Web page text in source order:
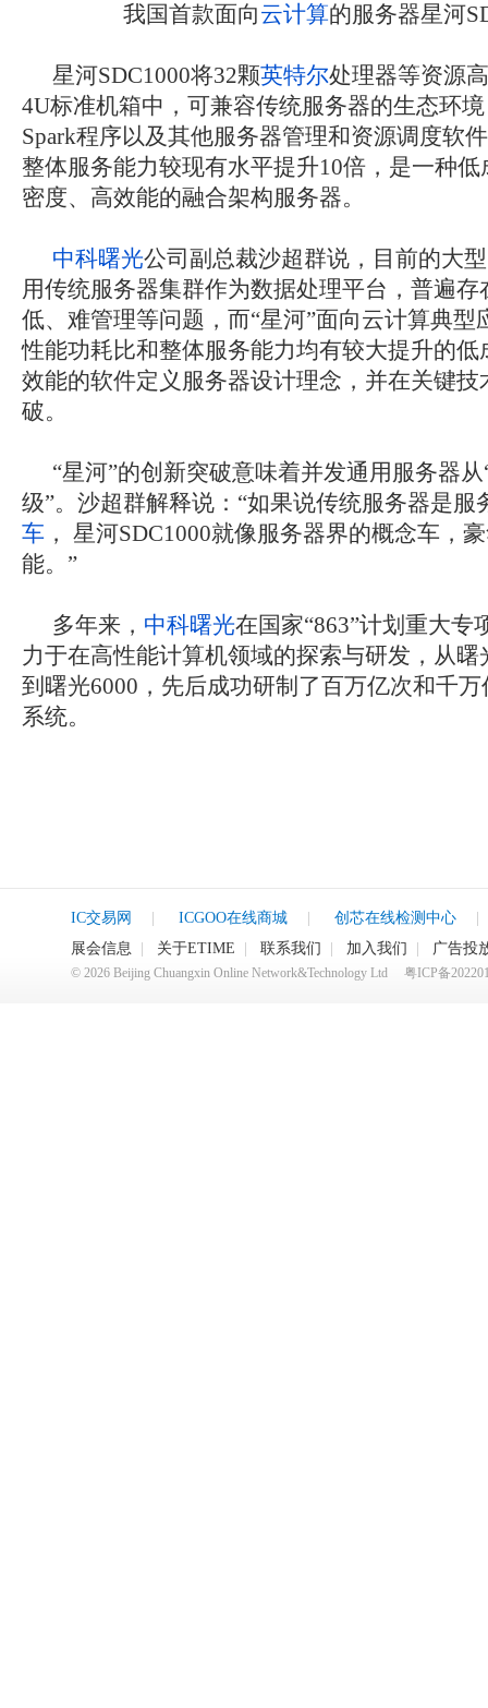
我国首款面向云计算的服务器星河
星河SDC1000将32颗英特尔处理器等资源
4U标准机箱中，可兼容传统服务器的生态环
Spark程序以及其他服务器管理和资源调度软
整体服务能力较现有水平提升10倍，是一种
密度、高效能的融合架构服务器。
中科曙光公司副总裁沙超群说，目前的大型
用传统服务器集群作为数据处理平台，普遍存
低、难管理等问题，而“星河”面向云计算典型
性能功耗比和整体服务能力均有较大提升的低
效能的软件定义服务器设计理念，并在关键技
破。
“星河”的创新突破意味着并发通用服务器从
级”。沙超群解释说：“如果说传统服务器是服
车 ， 星河SDC1000就像服务器界的概念车，
能。”
多年来， 中科曙光在国家“863”计划重大专
力于在高性能计算机领域的探索与研发，从曙
到曙光6000，先后成功研制了百万亿次和千
系统。
IC交易网 ICGOO在线商城 创芯在线检测中心
展会信息
关于ETIME 联系我们 加入我们 广告投
© 2026 Beijing Chuangxin Online Network&Technology Ltd 粤ICP备